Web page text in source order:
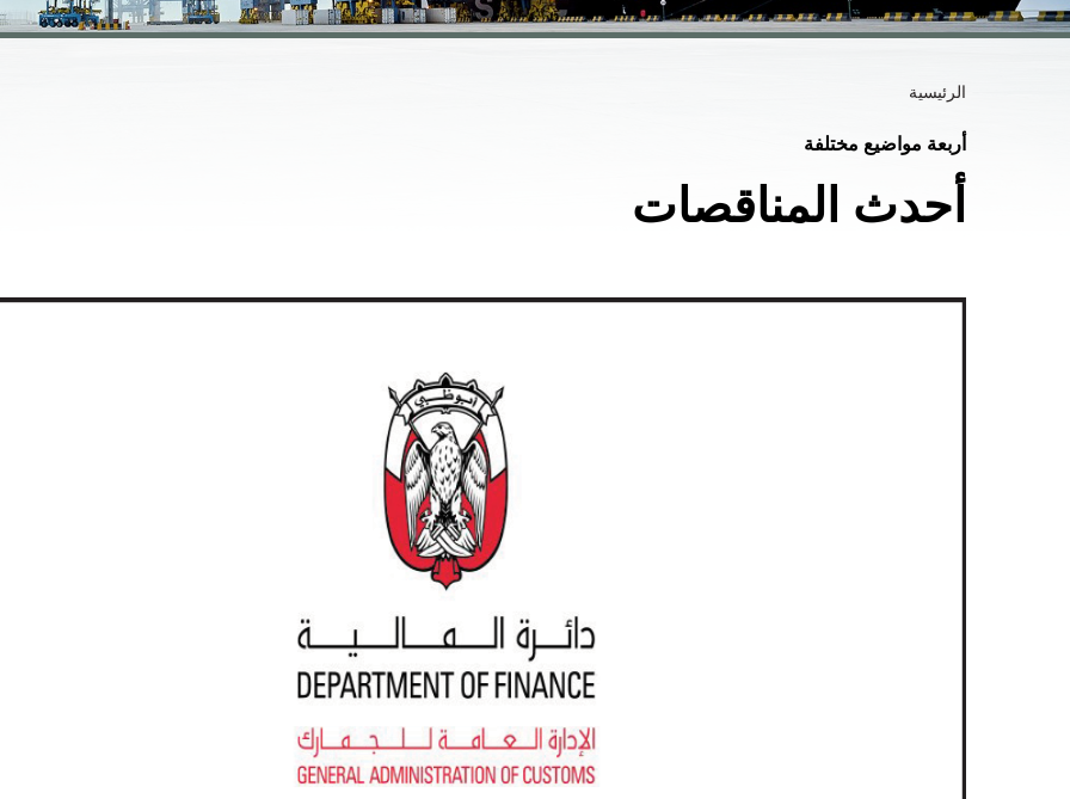
الرئيسية
أربعة مواضيع مختلفة
أحدث المناقصات